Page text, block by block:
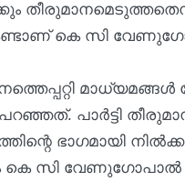
കെ സി
പാര്‍ട്ടി
ഭാഗമായി
സി